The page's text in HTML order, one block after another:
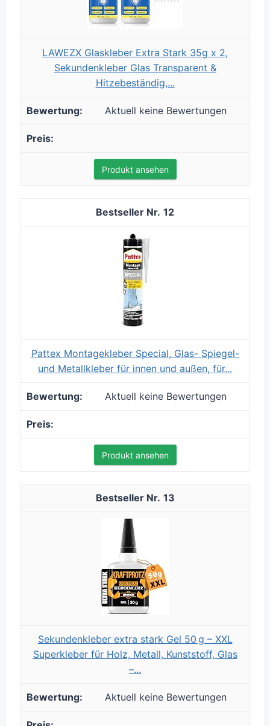
LAWEZX Glaskleber Extra Stark 35g x 2,
Sekundenkleber Glas Transparent &
Hitzebeständig,...
Aktuell keine Bewertungen
Produkt ansehen
12
Pattex Montagekleber Special, Glas- Spiegel-
und Metallkleber für innen und außen, für...
Aktuell keine Bewertungen
Produkt ansehen
13
Sekundenkleber extra stark Gel 50 g – XXL
Superkleber für Holz, Metall, Kunststoff, Glas
–...
Aktuell keine Bewertungen